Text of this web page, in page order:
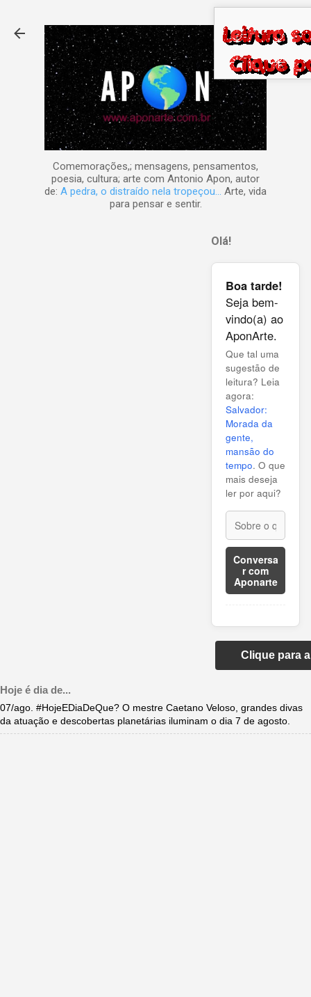
Comemorações,; mensagens, pensamentos,
poesia, cultura; arte com Antonio Apon, autor
de: A pedra, o distraído nela tropeçou... Arte, vida
para pensar e sentir.
Olá!
Boa tarde!
Seja bem-
vindo(a) ao
AponArte.
Que tal uma
sugestão de
leitura? Leia
agora:
Salvador:
Morada da
gente,
mansão do
tempo. O que
mais deseja
ler por aqui?
Conversa
r com
Aponarte
Clique para
Hoje é dia de...
07/ago. #HojeEDiaDeQue? O mestre Caetano Veloso, grandes divas
da atuação e descobertas planetárias iluminam o dia 7 de agosto.